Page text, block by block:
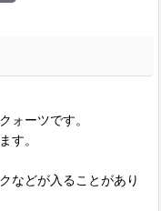
ォーツです。
す。
などが入ることがあり